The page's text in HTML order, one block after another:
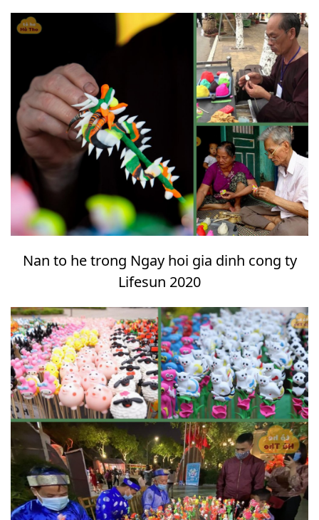
Nan to he trong Ngay hoi gia dinh cong ty
Lifesun 2020